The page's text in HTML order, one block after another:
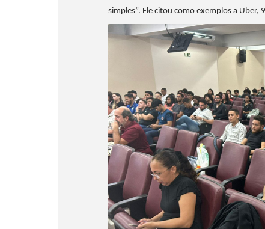
simples”. Ele citou como exemplos a Uber,